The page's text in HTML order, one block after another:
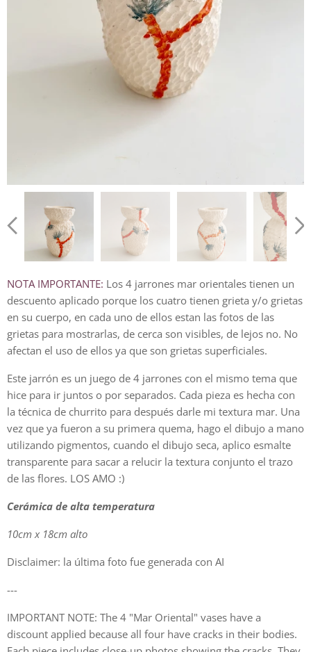
NOTA IMPORTANTE: Los 4 jarrones mar orientales tienen un
descuento aplicado porque los cuatro tienen grieta y/o grietas
en su cuerpo, en cada uno de ellos estan las fotos de las
grietas para mostrarlas, de cerca son visibles, de lejos no. No
afectan el uso de ellos ya que son grietas superficiales.
Este jarrón es un juego de 4 jarrones con el mismo tema que
hice para ir juntos o por separados. Cada pieza es hecha con
la técnica de churrito para después darle mi textura mar. Una
vez que ya fueron a su primera quema, hago el dibujo a mano
utilizando pigmentos, cuando el dibujo seca, aplico esmalte
transparente para sacar a relucir la textura conjunto el trazo
de las flores. LOS AMO :)
Cerámica de alta temperatura
10cm x 18cm alto
Disclaimer: la última foto fue generada con AI
---
IMPORTANT NOTE: The 4 "Mar Oriental" vases have a
discount applied because all four have cracks in their bodies.